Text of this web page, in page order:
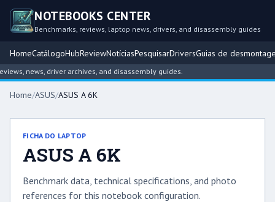
NOTEBOOKS CENTER
Benchmarks, reviews, laptop news, drivers, and disassembly guides
HomeCatálogoHubReviewNotíciasPesquisarDriversGuias de
news, driver archives, and disassembly guides.
Home/ASUS/ASUS A 6K
FICHA DO LAPTOP
ASUS A 6K
Benchmark data, technical specifications, and photo
references for this notebook configuration.